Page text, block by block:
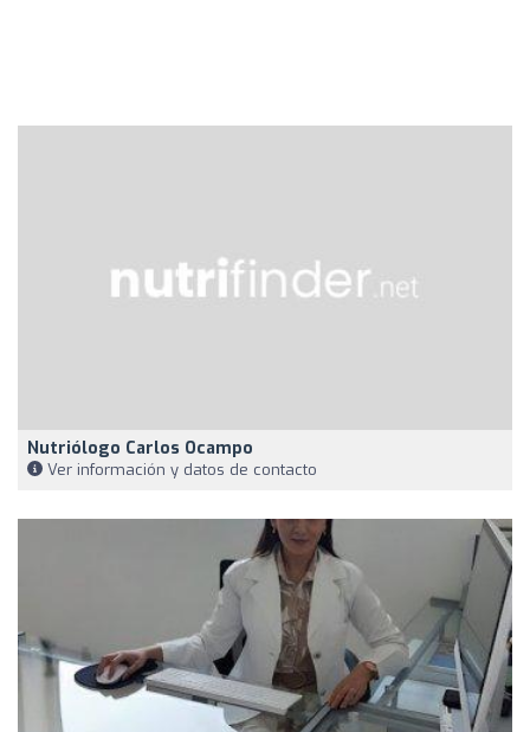
Nutriólogo Carlos Ocampo
Ver información y datos de contacto